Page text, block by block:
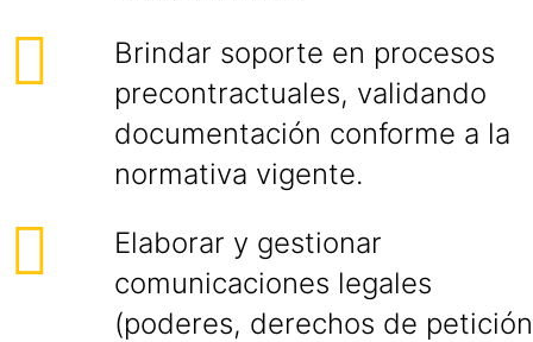
Brindar soporte en procesos
precontractuales, validando
documentación conforme a la
normativa vigente.
Elaborar y gestionar
comunicaciones legales
(poderes, derechos de petición